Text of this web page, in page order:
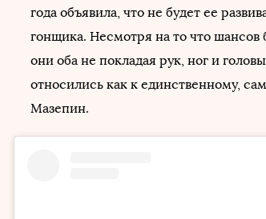
года объявила, что не будет ее
гонщика. Несмотря на то что шансов
они оба не покладая рук, ног и
относились как к единственному,
Мазепин.